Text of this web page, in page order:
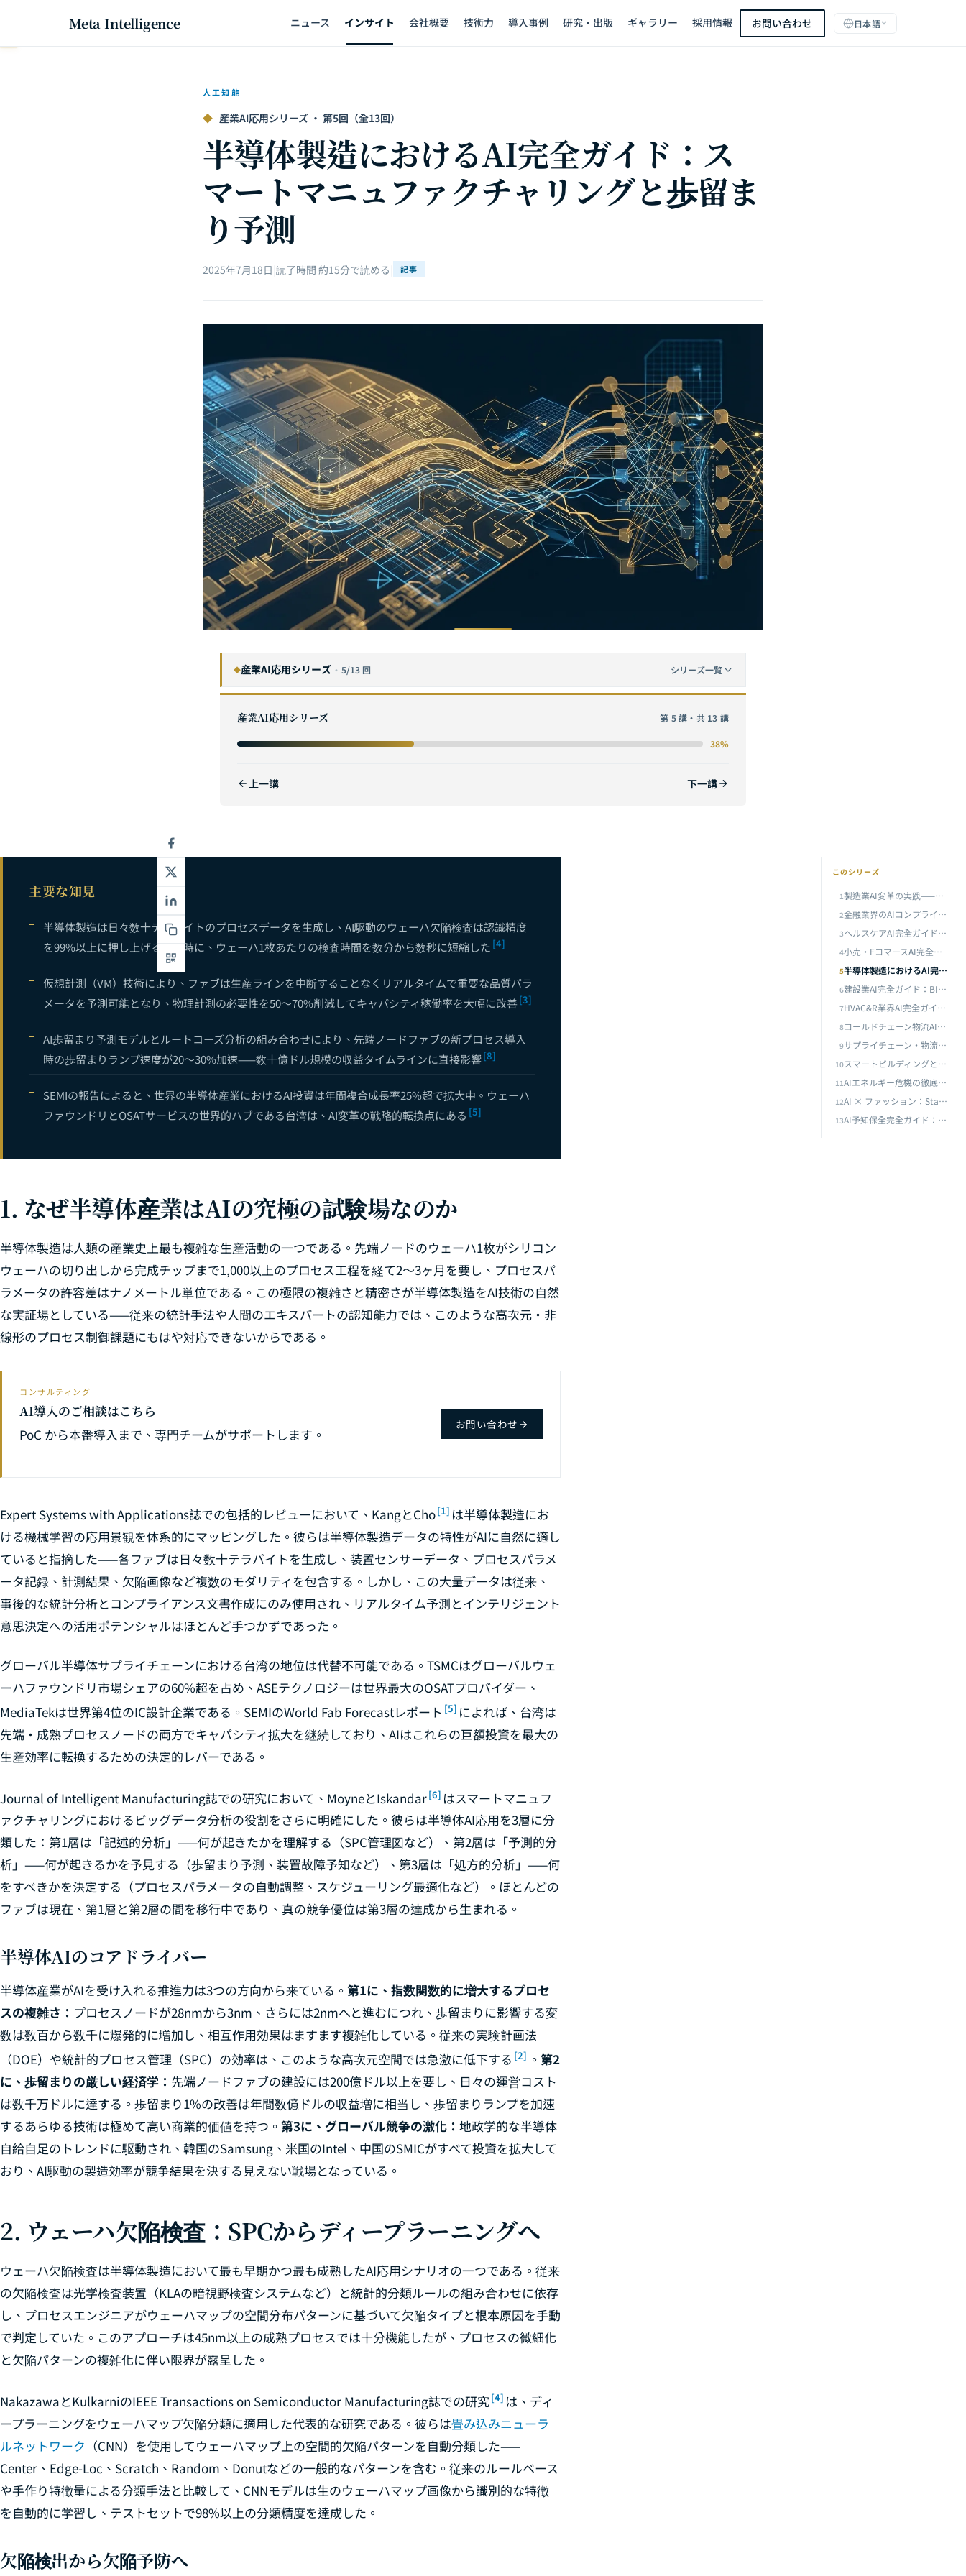
Meta Intelligence ニュース インサイト 会社概要 技術力 導入事例 研究・出版 ギャラリー 採用情報 お問い合わせ 日本語
人工知能
◆ 産業AI応用シリーズ · 第5回（全13回）
半導体製造におけるAI完全ガイド：ス
マートマニュファクチャリングと歩留ま
り予測
2025年7月18日 読了時間 約15分で読める 記事
◆産業AI応用シリーズ · 5/13 回 シリーズ一覧
4 小売・EコマースAI完全ガイド：パーソナライズドレコメンデーションからスマートサプライチェーンまで、データ駆動型ニューリテール体験の構築
9
10
11
12
13 AI予知保全完全ガイド：振動分析からディープラーニングまで——設備故障予測の技術と実践
産業AI応用シリーズ 第 5 講・共 13 講
38%
上一講 下一講
主要な知見
半導体製造は日々数十テラバイトのプロセスデータを生成し、AI駆動のウェーハ欠陥検査は認識精度
を99%以上に押し上げると同時に、ウェーハ1枚あたりの検査時間を数分から数秒に短縮した [4]
仮想計測（VM）技術により、ファブは生産ラインを中断することなくリアルタイムで重要な品質パラ
メータを予測可能となり、物理計測の必要性を50〜70%削減してキャパシティ稼働率を大幅に改善[3]
AI歩留まり予測モデルとルートコーズ分析の組み合わせにより、先端ノードファブの新プロセス導入
時の歩留まりランプ速度が20〜30%加速——数十億ドル規模の収益タイムラインに直接影響[8]
SEMIの報告によると、世界の半導体産業におけるAI投資は年間複合成長率25%超で拡大中。ウェーハ
ファウンドリとOSATサービスの世界的ハブである台湾は、AI変革の戦略的転換点にある [5]
1. なぜ半導体産業はAIの究極の試験場なのか
半導体製造は人類の産業史上最も複雑な生産活動の一つである。先端ノードのウェーハ1枚がシリコン
ウェーハの切り出しから完成チップまで1,000以上のプロセス工程を経て2〜3ヶ月を要し、プロセスパ
ラメータの許容差はナノメートル単位である。この極限の複雑さと精密さが半導体製造をAI技術の自然
な実証場としている——従来の統計手法や人間のエキスパートの認知能力では、このような高次元・非
線形のプロセス制御課題にもはや対応できないからである。
コンサルティング
AI導入のご相談はこちら
PoC から本番導入まで、専門チームがサポートします。
お問い合わせ
Expert Systems with Applications誌での包括的レビューにおいて、KangとCho[1] は半導体製造にお
ける機械学習の応用景観を体系的にマッピングした。彼らは半導体製造データの特性がAIに自然に適し
ていると指摘した——各ファブは日々数十テラバイトを生成し、装置センサーデータ、プロセスパラメ
ータ記録、計測結果、欠陥画像など複数のモダリティを包含する。しかし、この大量データは従来、
事後的な統計分析とコンプライアンス文書作成にのみ使用され、リアルタイム予測とインテリジェント
意思決定への活用ポテンシャルはほとんど手つかずであった。
グローバル半導体サプライチェーンにおける台湾の地位は代替不可能である。TSMCはグローバルウェ
ーハファウンドリ市場シェアの60%超を占め、ASEテクノロジーは世界最大のOSATプロバイダー、
MediaTekは世界第4位のIC設計企業である。SEMIのWorld Fab Forecastレポート [5] によれば、台湾は
先端・成熟プロセスノードの両方でキャパシティ拡大を継続しており、AIはこれらの巨額投資を最大の
生産効率に転換するための決定的レバーである。
Journal of Intelligent Manufacturing誌での研究において、MoyneとIskandar[6] はスマートマニュフ
ァクチャリングにおけるビッグデータ分析の役割をさらに明確にした。彼らは半導体AI応用を3層に分
類した：第1層は「記述的分析」——何が起きたかを理解する（SPC管理図など）、第2層は「予測的分
析」——何が起きるかを予見する（歩留まり予測、装置故障予知など）、第3層は「処方的分析」——何
をすべきかを決定する（プロセスパラメータの自動調整、スケジューリング最適化など）。ほとんどの
ファブは現在、第1層と第2層の間を移行中であり、真の競争優位は第3層の達成から生まれる。
半導体AIのコアドライバー
半導体産業がAIを受け入れる推進力は3つの方向から来ている。 第1に、指数関数的に増大するプロセ
スの複雑さ： プロセスノードが28nmから3nm、さらには2nmへと進むにつれ、歩留まりに影響する変
数は数百から数千に爆発的に増加し、相互作用効果はますます複雑化している。従来の実験計画法
（DOE）や統計的プロセス管理（SPC）の効率は、このような高次元空間では急激に低下する [2] 。 第2
に、歩留まりの厳しい経済学： 先端ノードファブの建設には200億ドル以上を要し、日々の運営コスト
は数千万ドルに達する。歩留まり1%の改善は年間数億ドルの収益増に相当し、歩留まりランプを加速
するあらゆる技術は極めて高い商業的価値を持つ。 第3に、グローバル競争の激化： 地政学的な半導体
自給自足のトレンドに駆動され、韓国のSamsung、米国のIntel、中国のSMICがすべて投資を拡大して
おり、AI駆動の製造効率が競争結果を決する見えない戦場となっている。
2. ウェーハ欠陥検査：SPCからディープラーニングへ
ウェーハ欠陥検査は半導体製造において最も早期かつ最も成熟したAI応用シナリオの一つである。従来
の欠陥検査は光学検査装置（KLAの暗視野検査システムなど）と統計的分類ルールの組み合わせに依存
し、プロセスエンジニアがウェーハマップの空間分布パターンに基づいて欠陥タイプと根本原因を手動
で判定していた。このアプローチは45nm以上の成熟プロセスでは十分機能したが、プロセスの微細化
と欠陥パターンの複雑化に伴い限界が露呈した。
NakazawaとKulkarniのIEEE Transactions on Semiconductor Manufacturing誌での研究[4] は、ディ
ープラーニングをウェーハマップ欠陥分類に適用した代表的な研究である。彼らは畳み込みニューラ
ルネットワーク （CNN）を使用してウェーハマップ上の空間的欠陥パターンを自動分類した——
Center、Edge-Loc、Scratch、Random、Donutなどの一般的なパターンを含む。従来のルールベース
や手作り特徴量による分類手法と比較して、CNNモデルは生のウェーハマップ画像から識別的な特徴
を自動的に学習し、テストセットで98%以上の分類精度を達成した。
欠陥検出から欠陥予防へ
このシリーズ
1 製造業AI変革の実践——予知保全・品質検査・生産ライン最適化の包括的導入フレームワーク
2 金融業界のAIコンプライアンスガイド——規制フレームワークの下でスマートリスク管理・AML・顧客サービスを実現する
3 ヘルスケアAI完全ガイド：医用画像診断からAI創薬・精密医療までの技術アーキテクチャと臨床デプロイ
4 小売・EコマースAI完全ガイド：パーソナライズドレコメンデーションからスマートサプライチェーンまで、データ駆動型ニューリテール体験の構築
5 半導体製造におけるAI完全ガイド：ウェーハ欠陥検査から歩留まり予測まで、台湾のスマートマニュファクチャリング変革
6 建設業AI完全ガイド：BIMインテリジェンスから現場安全モニタリングまで——建設業界のデジタルトランスフォーメーション
7 HVAC&R業界AI完全ガイド：スマート空調制御から予知保全まで
8 コールドチェーン物流AIの完全ガイド：温度モニタリングから品質予測まで——ゼロブリーチのスマートコールドチェーン管理システムの構築
9 サプライチェーン・物流AI完全ガイド：需要予測からスマートウェアハウジングまで——レジリエントなサプライチェーンAI戦略の構築
10 スマートビルディングとAIエネルギー管理完全ガイド：BEMSからAI駆動エネルギー最適化まで、ゼロカーボンビルディングへの技術的道筋
11 AIエネルギー危機の徹底分析：データセンターの電力課題、Green AI、そして台湾のサステナブル転換への道
12 AI × ファッション：Stable DiffusionからNano Banana Proまで——モデル軍拡競争が産業ルールを書き換える
13 AI予知保全完全ガイド：振動分析からディープラーニングまで——設備故障予測の技術と実践